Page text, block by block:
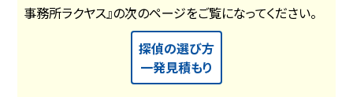
事務所ラクヤス』の次のページをご覧になってください。
探偵の選び方
一発見積もり